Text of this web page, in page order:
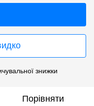
знижки
Порівняти